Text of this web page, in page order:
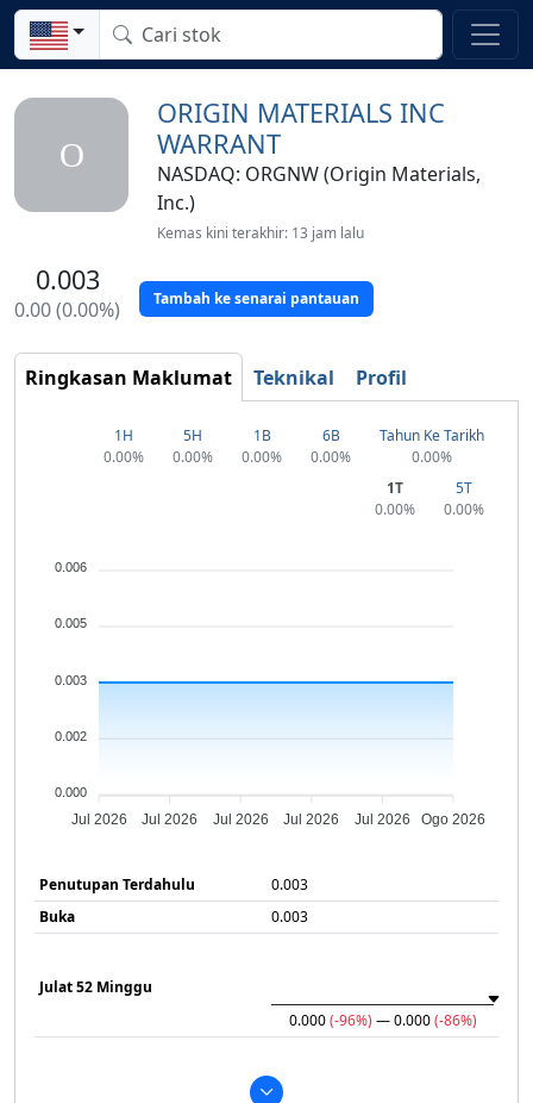
O
ORIGIN MATERIALS INC
WARRANT
NASDAQ: ORGNW (Origin Materials,
Inc.)
Kemas kini terakhir: 13 jam lalu
0.003
0.00 (0.00%) Tambah ke senarai pantauan
Ringkasan Maklumat Teknikal Profil
1H
0.00%
5H
0.00%
1B
0.00%
6B
0.00%
Tahun Ke Tarikh
0.00%
1T
0.00%
5T
0.00%
0.006
0.005
0.003
0.002
0.000
Jul 2026 Jul 2026 Jul 2026 Jul 2026 Jul 2026 Ogo 2026
Penutupan Terdahulu
0.003
Buka
0.003
Julat 52 Minggu
0.000(-96%) — 0.000(-86%)